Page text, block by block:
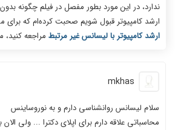
ندارد، در این مورد بطور مفصل در فیلم چگونه
ارشد کامپیوتر قبول شویم صحبت کرده‌ام که برای
ارشد کامپیوتر با لیسانس غیر مرتبط مراجعه کنید،
mkhas
سلام لیسانس روانشناسی دارم و به نوروساینس
محاسباتی علاقه دارم برای اپلای دکترا ... ولی